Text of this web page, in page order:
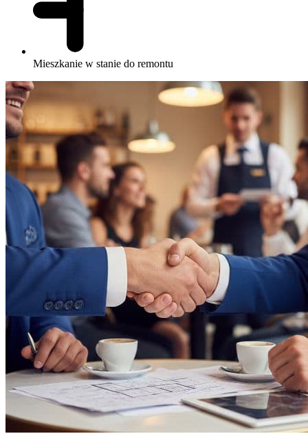
Mieszkanie w stanie do remontu